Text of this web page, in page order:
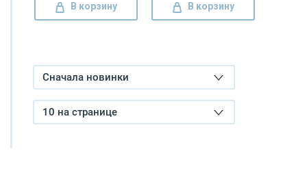
В корзину В корзину
Сначала новинки
10 на странице